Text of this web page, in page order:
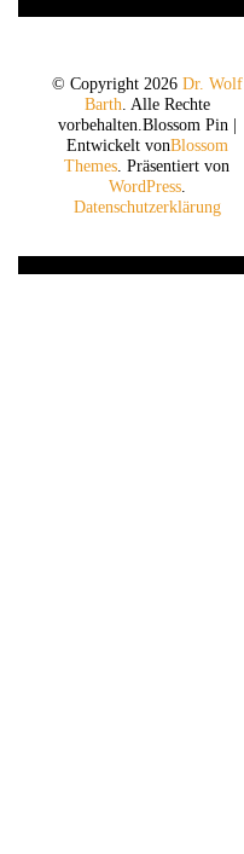
© Copyright 2026 Dr. Wolf
Barth . Alle Rechte
vorbehalten. Blossom Pin |
Entwickelt vonBlossom
Themes . Präsentiert von
WordPress.
Datenschutzerklärung